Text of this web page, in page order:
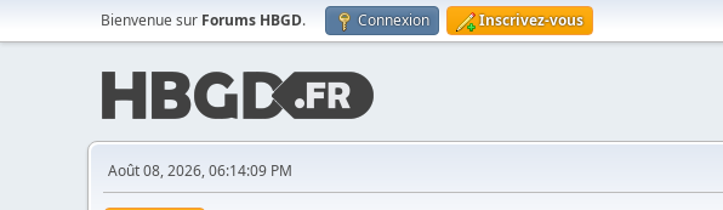
Bienvenue sur Forums HBGD. Connexion Inscrivez-vous
Août 08, 2026, 06:14:09 PM